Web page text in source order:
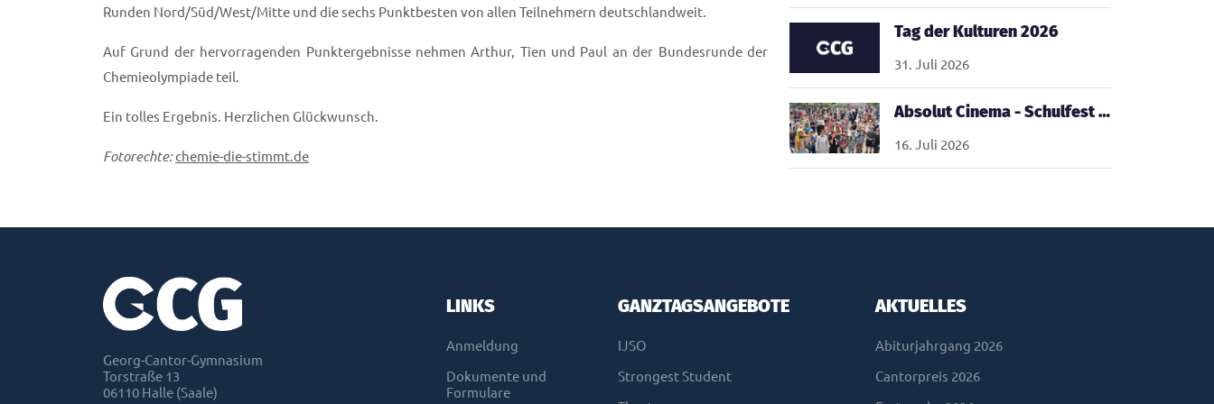
Runden Nord/Süd/West/Mitte und die sechs Punktbesten von allen Teilnehmern deutschlandweit.
Auf Grund der hervorragenden Punktergebnisse nehmen Arthur, Tien und Paul an der Bundesrunde der
Chemieolympiade teil.
Ein tolles Ergebnis. Herzlichen Glückwunsch.
Fotorechte:chemie-die-stimmt.de
Tag der Kulturen 2026
31. Juli 2026
Absolut Cinema - Schulfest 2026
16. Juli 2026
Georg-Cantor-Gymnasium
Torstraße 13
06110 Halle (Saale)
LINKS
Anmeldung
Dokumente und
Formulare
GANZTAGSANGEBOTE
IJSO
Strongest Student
AKTUELLES
Abiturjahrgang 2026
Cantorpreis 2026